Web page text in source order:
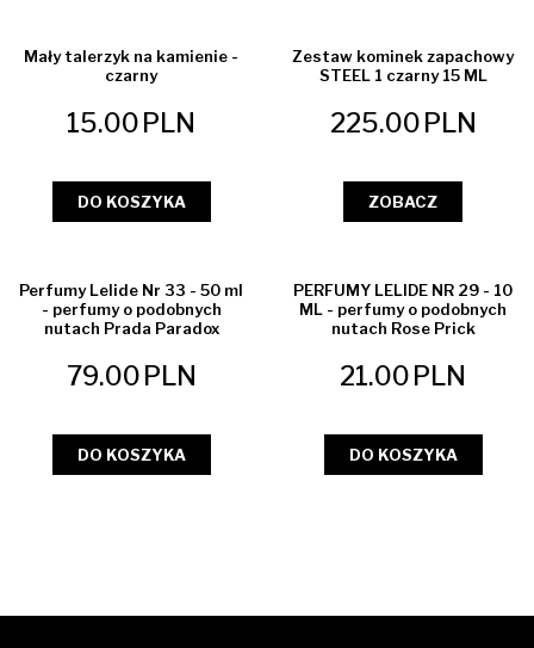
Mały talerzyk na kamienie -
czarny
15.00PLN
DO KOSZYKA
Zestaw kominek zapachowy
STEEL 1 czarny 15 ML
225.00PLN
ZOBACZ
Perfumy Lelide Nr 33 - 50 ml
- perfumy o podobnych
nutach Prada Paradox
79.00PLN
DO KOSZYKA
PERFUMY LELIDE NR 29 - 10
ML - perfumy o podobnych
nutach Rose Prick
21.00PLN
DO KOSZYKA